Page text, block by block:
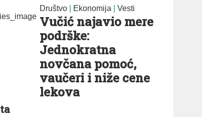
Društvo Ekonomija |Vesti
Vučić najavio mere
podrške:
Jednokratna
novčana pomoć,
vaučeri i niže cene
lekova